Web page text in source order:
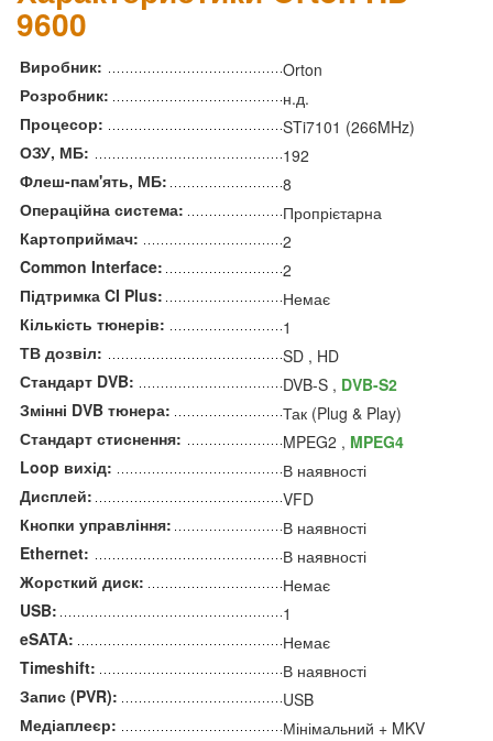
9600
Виробник:
Orton
Розробник:
н.д.
Процесор:
STi7101 (266MHz)
ОЗУ, МБ:
192
Флеш-пам'ять, МБ:
8
Операційна система:
Пропрієтарна
Картоприймач:
2
Common Interface:
2
Підтримка CI Plus:
Немає
Кількість тюнерів:
1
ТВ дозвіл:
SD , HD
Стандарт DVB:
DVB-S , DVB-S2
Змінні DVB тюнера:
Так (Plug & Play)
Стандарт стиснення:
MPEG2 , MPEG4
Loop вихід:
В наявності
Дисплей:
VFD
Кнопки управління:
В наявності
Ethernet:
В наявності
Жорсткий диск:
Немає
USB:
1
eSATA:
Немає
Timeshift:
В наявності
Запис (PVR):
USB
Медіаплеєр:
Мінімальний + MKV